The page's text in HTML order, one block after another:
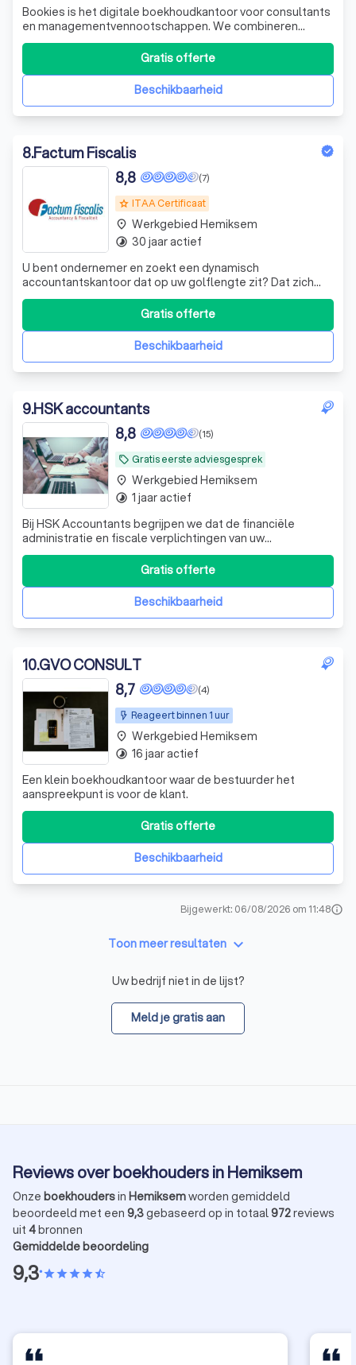
Bookies is het digitale boekhoudkantoor voor consultants
en managementvennootschappen. We combineren
jarenlange ervaring met gebruiksvriendelijke online tools,
zodat je cijfers altijd up-to-date zijn.
Beschikbaarheid
Gratis offerte
8.Factum Fiscalis
grade ITAA Certificaat
(7)
8,8
U bent ondernemer en zoekt een dynamisch
accountantskantoor dat op uw golflengte zit? Dat zich
niet strikt aan de kantooruren houdt? Met medewerkers
die al te graag orde scheppen in uw ‘zaken’?
Beschikbaarheid
Gratis offerte
place Werkgebied Hemiksem
timelapse 30 jaar actief
9.HSK accountants
local_offer Gratis eerste adviesgesprek
(15)
8,8
Bij HSK Accountants begrijpen we dat de financiële
administratie en fiscale verplichtingen van uw
onderneming complex en tijdrovend kunnen zijn. Daarom
zetten wij ons volledig in om deze processen voor u te
vereenvoudigen en te optimaliseren. Ons team,
bestaande uit een ervaren expert en twee jonge
Beschikbaarheid
Gratis offerte
place Werkgebied Hemiksem
timelapse 1 jaar actief
10.GVO CONSULT
Reageert binnen 1 uur
(4)
8,7
Een klein boekhoudkantoor waar de bestuurder het
aanspreekpunt is voor de klant.
Beschikbaarheid
Gratis offerte
place Werkgebied Hemiksem
timelapse 16 jaar actief
Bijgewerkt: 06/08/2026 om 11:48info
Toon meer resultaten keyboard_arrow_down
Uw bedrijf niet in de lijst?
Meld je gratis aan
Reviews over boekhouders in Hemiksem
Onze boekhoudersin Hemiksemworden gemiddeld
beoordeeld met een 9,3gebaseerd op in totaal972reviews
uit 4bronnen
Gemiddelde beoordeling
9,3•starstarstarstarstar_half